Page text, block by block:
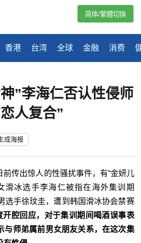
香港 台湾 全球 金融 消费
简体/繁體切換
”李海仁否认性侵师
人复合”
成海报
传出惊人的性骚扰事件，有“金妍儿
滑冰选手李海仁被指在海外集训期
选手徐玟圭，遭到韩国滑冰协会禁赛
开腔回应，对于集训期间喝酒误事表
与师弟属前男女朋友关系，在这次集